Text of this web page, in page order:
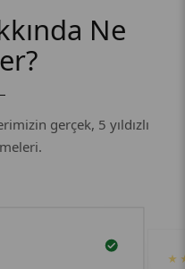
Ne
gerçek, 5 yıldızlı